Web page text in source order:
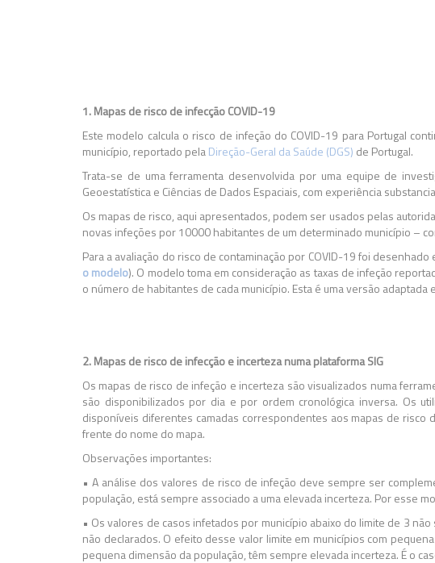
1. Mapas de risco de infecção COVID-19
Este modelo calcula o risco de infeção do COVID-19 para Portugal
município, reportado pelaDireção-Geral da Saúde (DGS) de Portugal.
Trata-se de uma ferramenta desenvolvida por uma equipe de
Geoestatística e Ciências de Dados Espaciais, com experiência
Os mapas de risco, aqui apresentados, podem ser usados ​​pelas
novas infeções por 10000 habitantes de um determinado município –
Para a avaliação do risco de contaminação por COVID-19 foi
o modelo). O modelo toma em consideração as taxas de infeção
o número de habitantes de cada município. Esta é uma versão adaptada
2. Mapas de risco de infecção e incerteza numa plataforma SIG
Os mapas de risco de infeção e incerteza são visualizados numa
são disponibilizados por dia e por ordem cronológica inversa. Os
disponíveis diferentes camadas correspondentes aos mapas de risco
frente do nome do mapa.
Observações importantes:
• A análise dos valores de risco de infeção deve sempre ser
população, está sempre associado a uma elevada incerteza. Por esse
• Os valores de casos infetados por município abaixo do limite de 3
não declarados. O efeito desse valor limite em municípios com
pequena dimensão da população, têm sempre elevada incerteza. É o